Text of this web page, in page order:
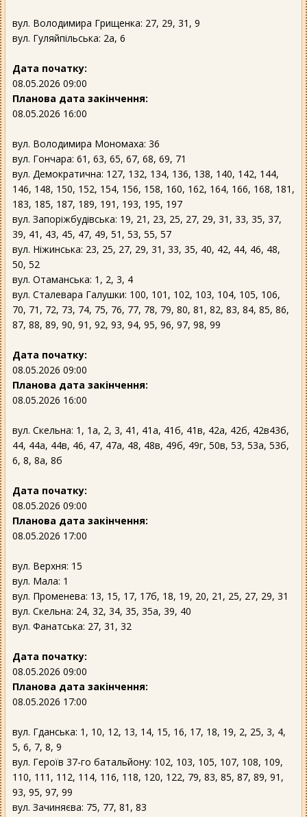
вул. Володимира Грищенка: 27, 29, 31, 9
вул. Гуляйпільська: 2а, 6
Дата початку:
08.05.2026 09:00
Планова дата закінчення:
08.05.2026 16:00
вул. Володимира Мономаха: 36
вул. Гончара: 61, 63, 65, 67, 68, 69, 71
вул. Демократична: 127, 132, 134, 136, 138, 140, 142, 144,
146, 148, 150, 152, 154, 156, 158, 160, 162, 164, 166, 168, 181,
183, 185, 187, 189, 191, 193, 195, 197
вул. Запоріжбудівська: 19, 21, 23, 25, 27, 29, 31, 33, 35, 37,
39, 41, 43, 45, 47, 49, 51, 53, 55, 57
вул. Ніжинська: 23, 25, 27, 29, 31, 33, 35, 40, 42, 44, 46, 48,
50, 52
вул. Отаманська: 1, 2, 3, 4
вул. Сталевара Галушки: 100, 101, 102, 103, 104, 105, 106,
70, 71, 72, 73, 74, 75, 76, 77, 78, 79, 80, 81, 82, 83, 84, 85, 86,
87, 88, 89, 90, 91, 92, 93, 94, 95, 96, 97, 98, 99
Дата початку:
08.05.2026 09:00
Планова дата закінчення:
08.05.2026 16:00
вул. Скельна: 1, 1а, 2, 3, 41, 41а, 41б, 41в, 42а, 42б, 42в43б,
44, 44а, 44в, 46, 47, 47а, 48, 48в, 49б, 49г, 50в, 53, 53а, 53б,
6, 8, 8а, 8б
Дата початку:
08.05.2026 09:00
Планова дата закінчення:
08.05.2026 17:00
вул. Верхня: 15
вул. Мала: 1
вул. Променева: 13, 15, 17, 17б, 18, 19, 20, 21, 25, 27, 29, 31
вул. Скельна: 24, 32, 34, 35, 35а, 39, 40
вул. Фанатська: 27, 31, 32
Дата початку:
08.05.2026 09:00
Планова дата закінчення:
08.05.2026 17:00
вул. Гданська: 1, 10, 12, 13, 14, 15, 16, 17, 18, 19, 2, 25, 3, 4,
5, 6, 7, 8, 9
вул. Героїв 37-го батальйону: 102, 103, 105, 107, 108, 109,
110, 111, 112, 114, 116, 118, 120, 122, 79, 83, 85, 87, 89, 91,
93, 95, 97, 99
вул. Зачиняєва: 75, 77, 81, 83